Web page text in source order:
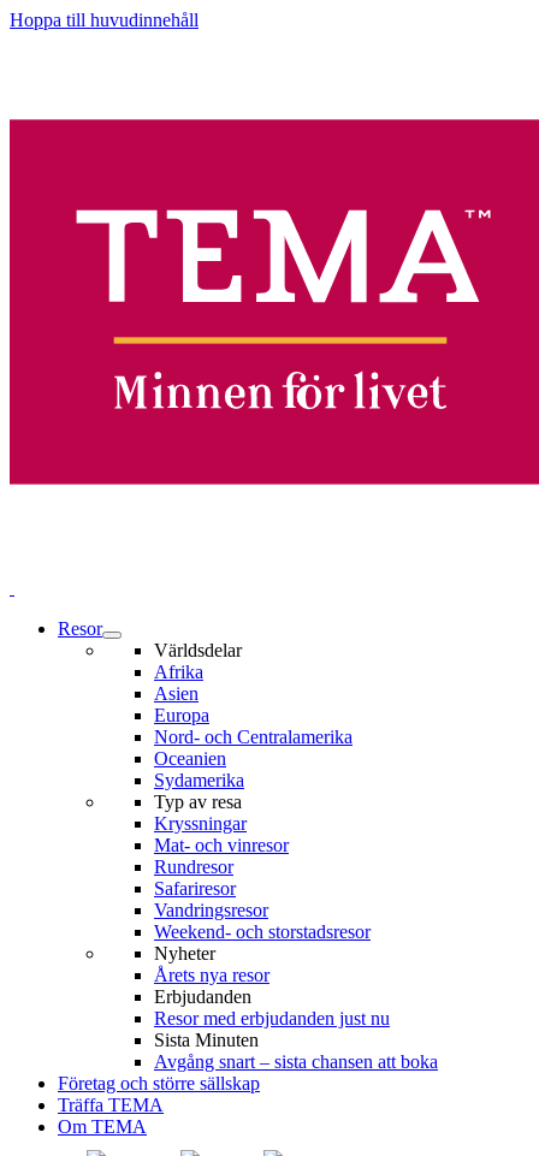
Hoppa till huvudinnehåll
Resor
Världsdelar
Afrika
Asien
Europa
Nord- och Centralamerika
Oceanien
Sydamerika
Typ av resa
Kryssningar
Mat- och vinresor
Rundresor
Safariresor
Vandringsresor
Weekend- och storstadsresor
Nyheter
Årets nya resor
Erbjudanden
Resor med erbjudanden just nu
Sista Minuten
Avgång snart – sista chansen att boka
Företag och större sällskap
Träffa TEMA
Om TEMA